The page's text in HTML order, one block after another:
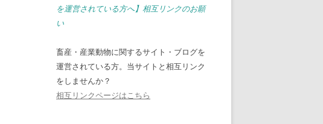
を運営されている方へ】相互リンクのお願
い
畜産・産業動物に関するサイト・ブログを
運営されている方。当サイトと相互リンク
をしませんか？
相互リンクページはこちら